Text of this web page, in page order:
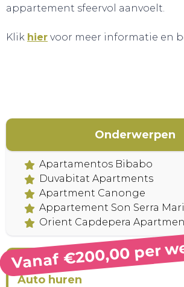
appartement sfeervol aanvoelt.
Klik hier voor meer informatie en
Onderwerpen
Apartamentos Bibabo
Duvabitat Apartments
Apartment Canonge
Appartement Son Serra
Orient Capdepera
Vanaf €200,00 per
Auto huren